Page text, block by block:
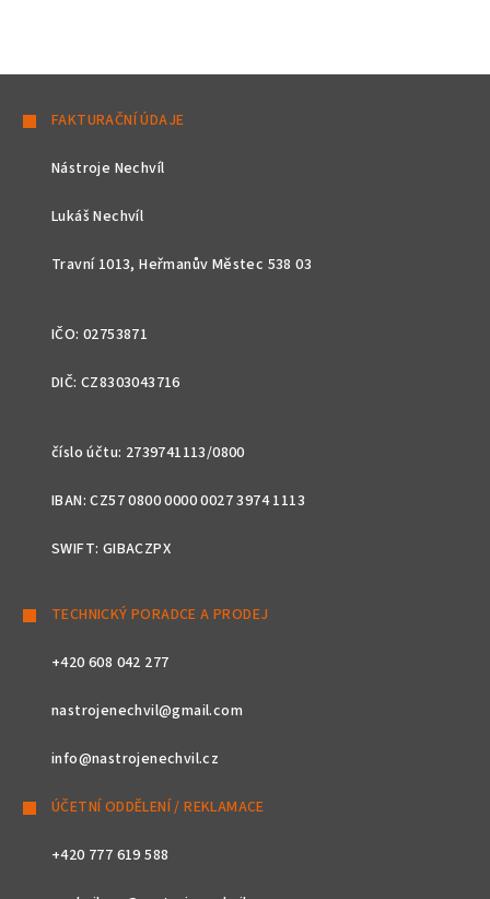
FAKTURAČNÍ ÚDAJE
Nástroje Nechvíl
Lukáš Nechvíl
Travní 1013, Heřmanův Městec 538 03
IČO: 02753871
DIČ: CZ8303043716
číslo účtu: 2739741113/0800
IBAN: CZ57 0800 0000 0027 3974 1113
SWIFT: GIBACZPX
TECHNICKÝ PORADCE A PRODEJ
+420 608 042 277
nastrojenechvil@gmail.com
info@nastrojenechvil.cz
ÚČETNÍ ODDĚLENÍ / REKLAMACE
+420 777 619 588